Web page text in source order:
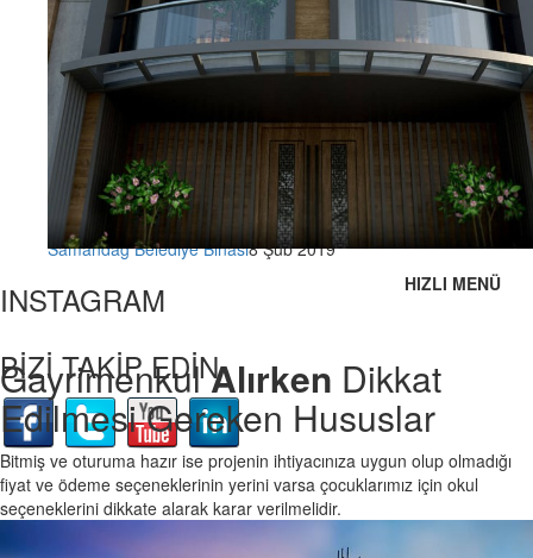
Samandağ Belediye Binası8 Şub 2019
INSTAGRAM
BİZİ TAKİP EDİN
HIZLI MENÜ
GayrimenkulAlırken Dikkat
Edilmesi Gereken Hususlar
Bitmiş ve oturuma hazır ise projenin ihtiyacınıza uygun olup olmadığı
fiyat ve ödeme seçeneklerinin yerini varsa çocuklarımız için okul
seçeneklerini dikkate alarak karar verilmelidir.